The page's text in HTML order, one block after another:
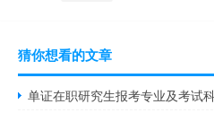
猜你想看的文章
单证在职研究生报考专业及考试